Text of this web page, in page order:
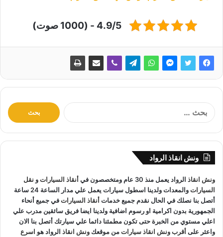
4.9/5 - (1000 صوت)
:
ونش انقاذ الرواد
ونش انقاذ الرواد يعمل منذ 30 عام ومتخصصون في أنقاذ السياراتو نقل
السيارات
والمعدات ولدينا اسطول سيارات يعمل علي مدار الساعة 24 ساعة
أتصل بنا نصلك في الحال نقدم جميع خدماتأنقاذ السياراتفي جميع أنحاء
الجمهورية بدون اكرامية او رسوم اضافية ولدينا ايضا فريق سائقين مدرب علي
اعلي مستوي من الخبرة حتى تكون مطمئنا دائما علي سيارتك أتصل بنا الان
واعثر علىأقرب ونش انقاذ سياراتمن موقعك ونش انقاذ الرواد هو اسرع